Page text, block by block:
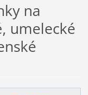
na
umelecké